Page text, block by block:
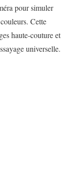
pour simuler
Cette
haute-couture et
universelle.